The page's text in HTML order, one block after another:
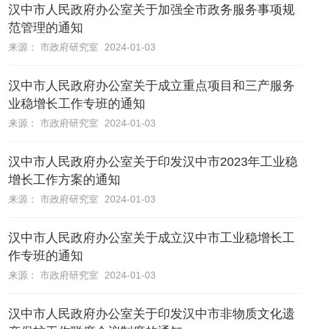
汉中市人民政府办公室关于加强全市政务服务事项规
范管理的通知
来源： 市政府研究室 2024-01-03
汉中市人民政府办公室关于成立重点项目和三产服务
业稳增长工作专班的通知
来源： 市政府研究室 2024-01-03
汉中市人民政府办公室关于印发汉中市2023年工业稳
增长工作方案的通知
来源： 市政府研究室 2024-01-03
汉中市人民政府办公室关于成立汉中市工业稳增长工
作专班的通知
来源： 市政府研究室 2024-01-03
汉中市人民政府办公室关于印发汉中市非物质文化遗